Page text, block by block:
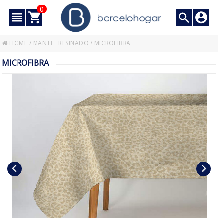
0
HOME / MANTEL RESINADO / MICROFIBRA
MICROFIBRA